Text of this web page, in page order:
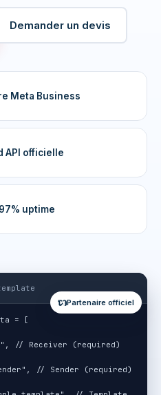
Demander un devis
Meta Business
API officielle
uptime
= [
// Receiver (required)
// Sender (required)
Partenaire officiel